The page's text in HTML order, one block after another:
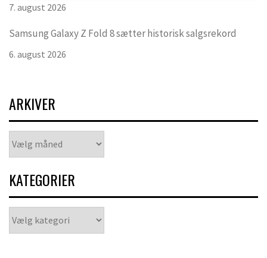
7. august 2026
Samsung Galaxy Z Fold 8 sætter historisk salgsrekord
6. august 2026
ARKIVER
KATEGORIER